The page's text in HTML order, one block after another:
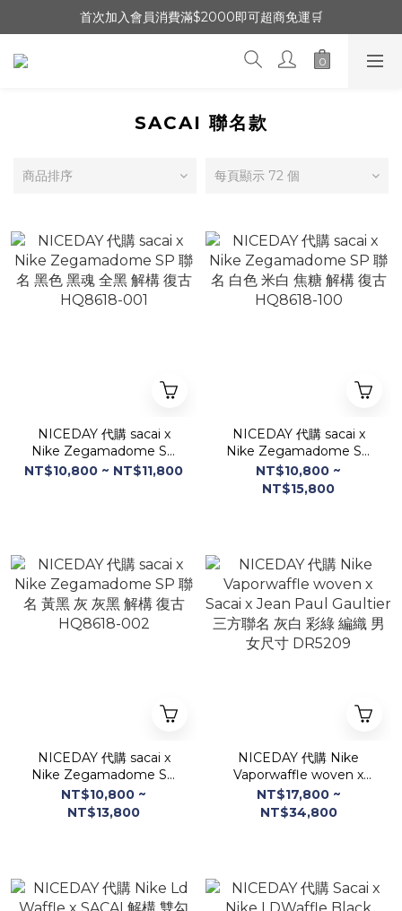
首次加入會員消費滿$2000即可超商免運🛒
SACAI 聯名款
商品排序 每頁顯示 72 個
NICEDAY 代購 sacai x
Nike Zegamadome SP
聯名 黑色 黑魂 全黑 解構 復
NT$10,800 ~ NT$11,800
NICEDAY 代購 sacai x
Nike Zegamadome SP
聯名 白色 米白 焦糖 解構 復
古 HQ8618-100
NT$10,800 ~
NT$15,800
NICEDAY 代購 sacai x
Nike Zegamadome SP
聯名 黃黑 灰 灰黑 解構 復古
HQ8618-002
NT$10,800 ~
NT$13,800
NICEDAY 代購 Nike
Vaporwaffle woven x
Sacai x Jean Paul Gaultier
三方聯名 灰白 彩綠 編織 男
NT$17,800 ~
NT$34,800